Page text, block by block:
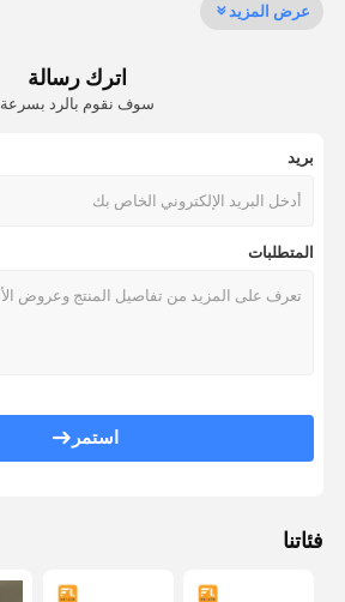
كرة الجمباز الإيقاعي
نفخ الهواء المثانه
عرض المزيد
اترك رسالة
سوف نقوم بالرد بسرعة
بريد
المتطلبات
استمر
فئاتنا